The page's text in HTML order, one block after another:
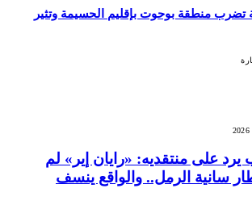
تضرب منطقة بوحوت بإقليم الحسيمة وتثير
على منتقديه: «رايان إير» لم
سانية الرمل.. والواقع ينسف